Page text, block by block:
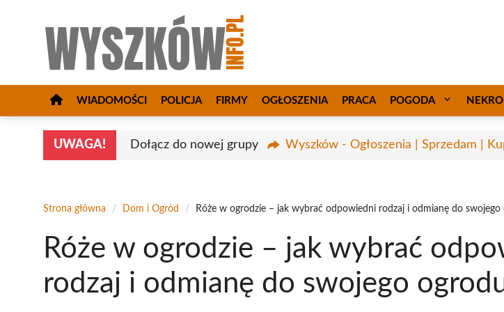
WIADOMOŚCI POLICJA FIRMY OGŁOSZENIA PRACA POGODA
UWAGA! Dołącz do nowej grupy Wyszków - Ogłoszenia | Sprzedam |
Strona główna / Dom i Ogród / Róże w ogrodzie – jak wybrać odpowiedni rodzaj i odmianę do swojego
Róże w ogrodzie – jak wybrać
rodzaj i odmianę do swojego